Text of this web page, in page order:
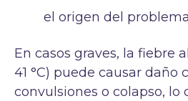
el origen del
En casos graves, la fiebre
41 °C) puede causar daño
convulsiones o colapso, lo